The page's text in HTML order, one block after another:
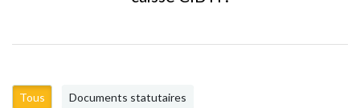
Tous Documents statutaires